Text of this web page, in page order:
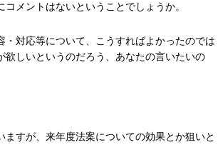
メントはないということでしょうか。
対応等について、こうすればよかったのでは
しいというのだろう、あなたの言いたいの
すが、来年度法案についての効果とか狙いと